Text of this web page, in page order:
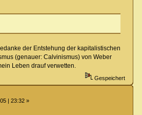
der Entstehung der kapitalistischen
(genauer: Calvinismus) von Weber
Leben drauf verwetten.
Gespeichert
| 23:32 »